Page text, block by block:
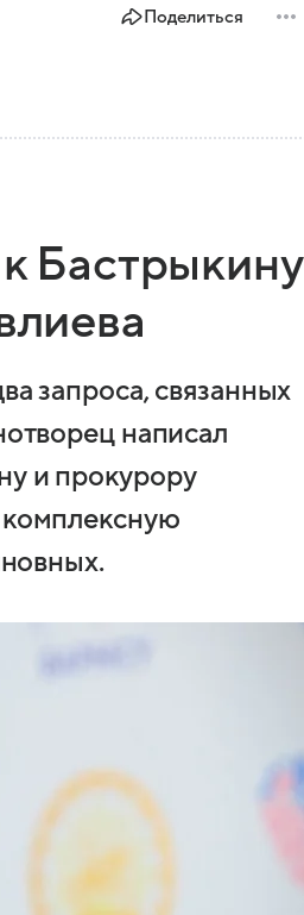
Поделиться
Бастрыкину
запроса, связанных
написал
и прокурору